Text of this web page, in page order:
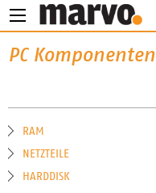
PC Komponenten
RAM
NETZTEILE
HARDDISK